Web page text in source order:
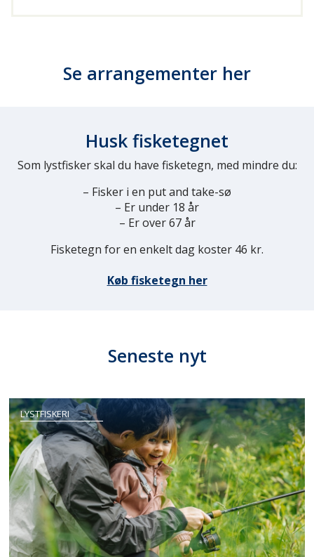
Se arrangementer her
Husk fisketegnet
Som lystfisker skal du have fisketegn, med mindre du:
– Fisker i en put and take-sø
– Er under 18 år
– Er over 67 år
Fisketegn for en enkelt dag koster 46 kr.
Køb fisketegn her
Seneste nyt
LYSTFISKERI